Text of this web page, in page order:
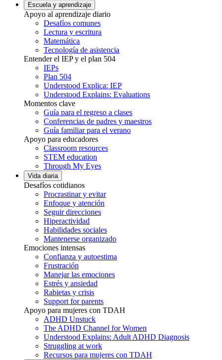
Escuela y aprendizaje
Apoyo al aprendizaje diario
Desafíos comunes
Lectura y escritura
Matemática
Tecnología de asistencia
Entender el IEP y el plan 504
IEPs
Plan 504
Understood Explica: IEP
Understood Explains: Evaluations
Momentos clave
Guía para el regreso a clases
Conferencias de padres y maestros
Guía familiar para el verano
Apoyo para educadores
Classroom resources
STEM education
Through My Eyes
Vida diaria
Desafíos cotidianos
Procrastinar y evitar
Enfoque y atención
Seguir direcciones
Hiperactividad
Habilidades sociales
Mantenerse organizado
Emociones intensas
Confianza y autoestima
Frustración
Manejar las emociones
Estrés y ansiedad
Rabietas y crisis
Support for parents
Apoyo para mujeres con TDAH
ADHD Unstuck
The ADHD Channel for Women
Understood Explains: Adult ADHD Diagnosis
Struggling at work
Recursos para mujeres con TDAH